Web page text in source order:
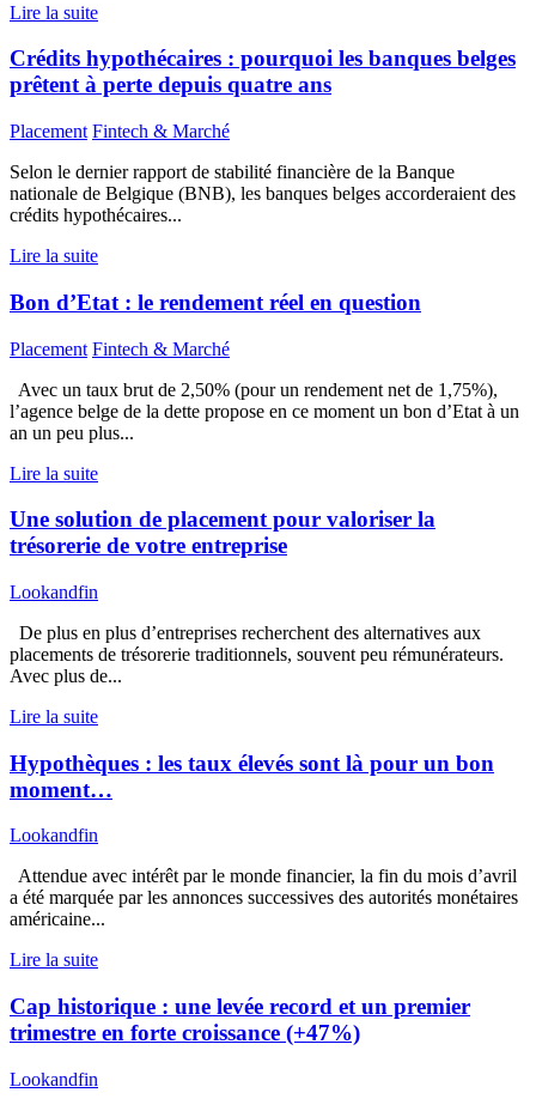
Lire la suite
Crédits hypothécaires : pourquoi les banques belges
prêtent à perte depuis quatre ans
Placement Fintech & Marché
Selon le dernier rapport de stabilité financière de la Banque
nationale de Belgique (BNB), les banques belges accorderaient des
crédits hypothécaires...
Lire la suite
Bon d’Etat : le rendement réel en question
Placement Fintech & Marché
Avec un taux brut de 2,50% (pour un rendement net de 1,75%),
l’agence belge de la dette propose en ce moment un bon d’Etat à un
an un peu plus...
Lire la suite
Une solution de placement pour valoriser la
trésorerie de votre entreprise
Lookandfin
De plus en plus d’entreprises recherchent des alternatives aux
placements de trésorerie traditionnels, souvent peu rémunérateurs.
Avec plus de...
Lire la suite
Hypothèques : les taux élevés sont là pour un bon
moment…
Lookandfin
Attendue avec intérêt par le monde financier, la fin du mois d’avril
a été marquée par les annonces successives des autorités monétaires
américaine...
Lire la suite
Cap historique : une levée record et un premier
trimestre en forte croissance (+47%)
Lookandfin